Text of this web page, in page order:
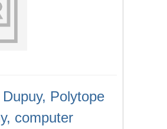
Polytope
computer